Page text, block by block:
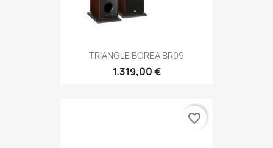
TRIANGLE BOREA BR09
1.319,00 €
favorite_border